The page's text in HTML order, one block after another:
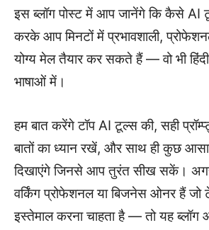
इस ब्लॉग पोस्ट में आप जानेंगे कि कैसे AI
करके आप मिनटों में प्रभावशाली,
योग्य मेल तैयार कर सकते हैं — वो भी हिंदी
भाषाओं में।
हम बात करेंगे टॉप AI टूल्स की, सही
बातों का ध्यान रखें, और साथ ही कुछ
दिखाएंगे जिनसे आप तुरंत सीख सकें।
वर्किंग प्रोफेशनल या बिजनेस ओनर हैं जो
इस्तेमाल करना चाहता है — तो यह